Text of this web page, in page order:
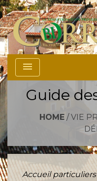
menu
Guide
HOME/ VIE
Accueil particuliers